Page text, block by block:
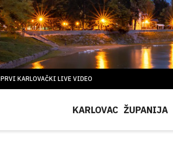
PRVI KARLOVAČKI LIVE VIDEO
KARLOVAC ŽUPANIJA